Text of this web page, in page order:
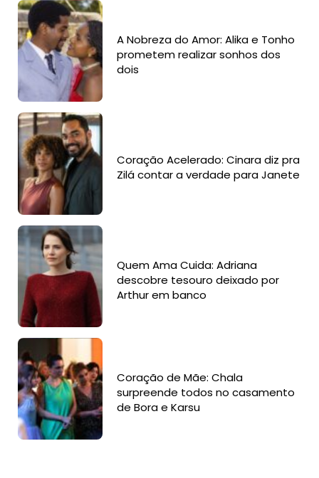
A Nobreza do Amor: Alika e Tonho
prometem realizar sonhos dos
dois
Coração Acelerado: Cinara diz pra
Zilá contar a verdade para Janete
Quem Ama Cuida: Adriana
descobre tesouro deixado por
Arthur em banco
Coração de Mãe: Chala
surpreende todos no casamento
de Bora e Karsu